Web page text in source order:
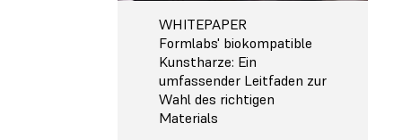
WHITEPAPER
Formlabs' biokompatible
Kunstharze: Ein
umfassender Leitfaden zur
Wahl des richtigen
Materials